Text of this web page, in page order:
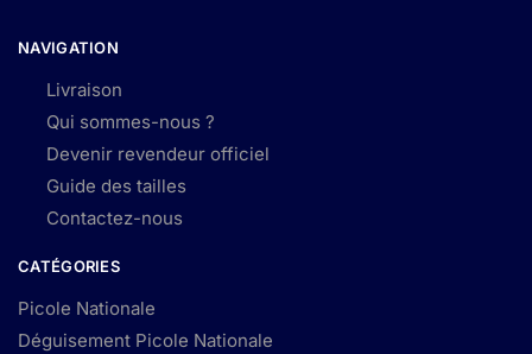
NAVIGATION
Livraison
Qui sommes-nous ?
Devenir revendeur officiel
Guide des tailles
Contactez-nous
CATÉGORIES
Picole Nationale
Déguisement Picole Nationale